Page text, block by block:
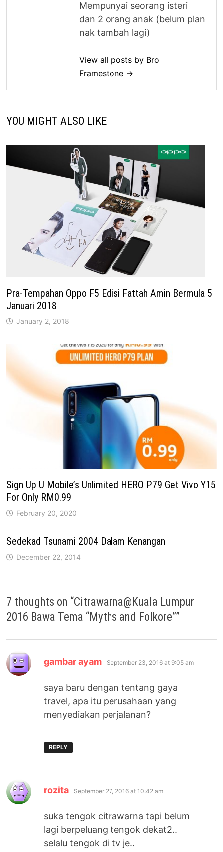
Mempunyai seorang isteri
dan 2 orang anak (belum plan
nak tambah lagi)
View all posts by Bro
Framestone →
YOU MIGHT ALSO LIKE
Pra-Tempahan Oppo F5 Edisi Fattah Amin Bermula 5
Januari 2018
January 2, 2018
Sign Up U Mobile’s Unlimited HERO P79 Get Vivo Y15
For Only RM0.99
February 20, 2020
Sedekad Tsunami 2004 Dalam Kenangan
December 22, 2014
7 thoughts on “Citrawarna@Kuala Lumpur
2016 Bawa Tema “Myths and Folkore””
gambar ayam says:
September 23, 2016 at 9:05 am
saya baru dengan tentang gaya
travel, apa itu perusahaan yang
menyediakan perjalanan?
REPLY
rozita says:
September 27, 2016 at 10:42 am
suka tengok citrawarna tapi belum
lagi berpeluang tengok dekat2..
selalu tengok di tv je..